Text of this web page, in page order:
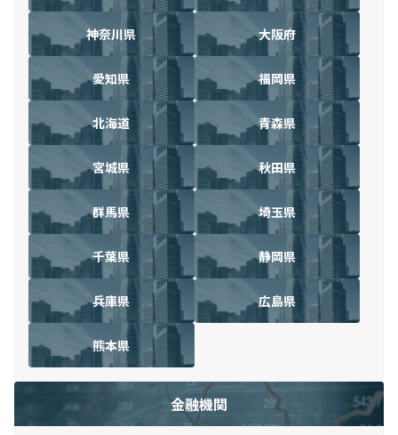
神奈川県 大阪府
愛知県 福岡県
北海道 青森県
宮城県 秋田県
群馬県 埼玉県
千葉県 静岡県
兵庫県 広島県
熊本県
金融機関